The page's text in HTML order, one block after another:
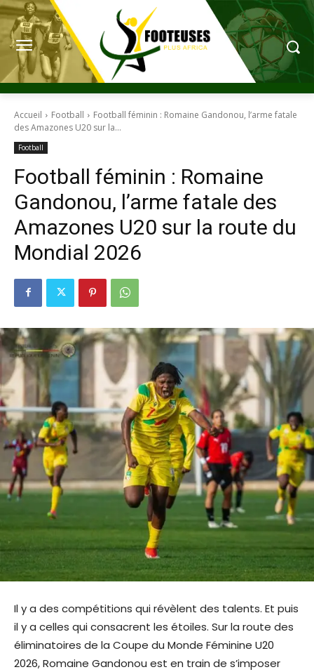
Accueil Football
Football féminin : Romaine Gandonou, l’arme fatale
des Amazones U20 sur la...
Football
Football féminin : Romaine
Gandonou, l’arme fatale des
Amazones U20 sur la route du
Mondial 2026
Il y a des compétitions qui révèlent des talents. Et puis
il y a celles qui consacrent les étoiles. Sur la route des
éliminatoires de la Coupe du Monde Féminine U20
2026, Romaine Gandonou est en train de s’imposer